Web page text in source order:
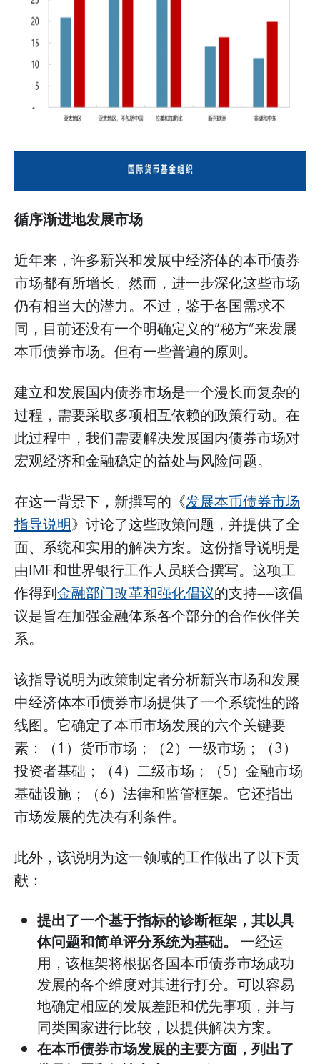
循序渐进地发展市场
近年来，许多新兴和发展中经济体的本币债券
市场都有所增长。然而，进一步深化这些市场
仍有相当大的潜力。不过，鉴于各国需求不
同，目前还没有一个明确定义的“秘方”来发展
本币债券市场。但有一些普遍的原则。
建立和发展国内债券市场是一个漫长而复杂的
过程，需要采取多项相互依赖的政策行动。在
此过程中，我们需要解决发展国内债券市场对
宏观经济和金融稳定的益处与风险问题。
在这一背景下，新撰写的《发展本币债券市场
指导说明》讨论了这些政策问题，并提供了全
面、系统和实用的解决方案。这份指导说明是
由IMF和世界银行工作人员联合撰写。这项工
作得到金融部门改革和强化倡议的支持——该倡
议是旨在加强金融体系各个部分的合作伙伴关
系。
该指导说明为政策制定者分析新兴市场和发展
中经济体本币债券市场提供了一个系统性的路
线图。它确定了本币市场发展的六个关键要
素：（1）货币市场；（2）一级市场；（3）
投资者基础；（4）二级市场；（5）金融市场
基础设施；（6）法律和监管框架。它还指出
市场发展的先决有利条件。
此外，该说明为这一领域的工作做出了以下贡
献：
提出了一个基于指标的诊断框架，其以具
体问题和简单评分系统为基础。 一经运
用，该框架将根据各国本币债券市场成功
发展的各个维度对其进行打分。可以容易
地确定相应的发展差距和优先事项，并与
同类国家进行比较，以提供解决方案。
在本币债券市场发展的主要方面，列出了